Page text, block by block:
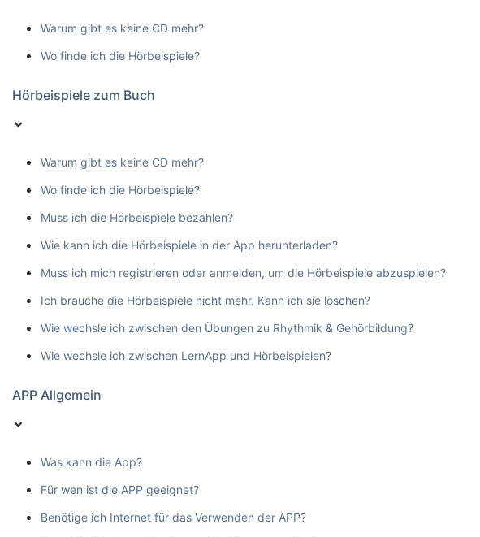
Warum gibt es keine CD mehr?
Wo finde ich die Hörbeispiele?
Hörbeispiele zum Buch
Warum gibt es keine CD mehr?
Wo finde ich die Hörbeispiele?
Muss ich die Hörbeispiele bezahlen?
Wie kann ich die Hörbeispiele in der App herunterladen?
Muss ich mich registrieren oder anmelden, um die Hörbeispiele abzuspielen?
Ich brauche die Hörbeispiele nicht mehr. Kann ich sie löschen?
Wie wechsle ich zwischen den Übungen zu Rhythmik & Gehörbildung?
Wie wechsle ich zwischen LernApp und Hörbeispielen?
APP Allgemein
Was kann die App?
Für wen ist die APP geeignet?
Benötige ich Internet für das Verwenden der APP?